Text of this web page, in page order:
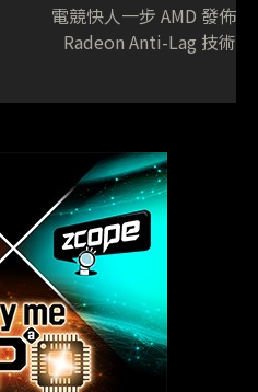
電競快人一步 AMD 發佈
Radeon Anti-Lag 技術